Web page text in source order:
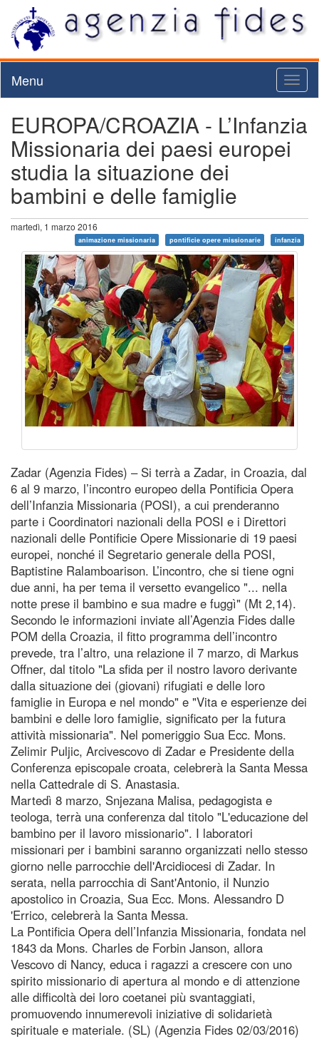
Menu
EUROPA/CROAZIA - L’Infanzia
Missionaria dei paesi europei
studia la situazione dei
bambini e delle famiglie
martedì, 1 marzo 2016
animazione missionaria pontificie opere missionarie infanzia
Zadar (Agenzia Fides) – Si terrà a Zadar, in Croazia, dal
6 al 9 marzo, l’incontro europeo della Pontificia Opera
dell’Infanzia Missionaria (POSI), a cui prenderanno
parte i Coordinatori nazionali della POSI e i Direttori
nazionali delle Pontificie Opere Missionarie di 19 paesi
europei, nonché il Segretario generale della POSI,
Baptistine Ralamboarison. L’incontro, che si tiene ogni
due anni, ha per tema il versetto evangelico "... nella
notte prese il bambino e sua madre e fuggì" (Mt 2,14).
Secondo le informazioni inviate all’Agenzia Fides dalle
POM della Croazia, il fitto programma dell’incontro
prevede, tra l’altro, una relazione il 7 marzo, di Markus
Offner, dal titolo "La sfida per il nostro lavoro derivante
dalla situazione dei (giovani) rifugiati e delle loro
famiglie in Europa e nel mondo" e "Vita e esperienze dei
bambini e delle loro famiglie, significato per la futura
attività missionaria". Nel pomeriggio Sua Ecc. Mons.
Zelimir Puljic, Arcivescovo di Zadar e Presidente della
Conferenza episcopale croata, celebrerà la Santa Messa
nella Cattedrale di S. Anastasia.
Martedì 8 marzo, Snjezana Malisa, pedagogista e
teologa, terrà una conferenza dal titolo "L'educazione del
bambino per il lavoro missionario". I laboratori
missionari per i bambini saranno organizzati nello stesso
giorno nelle parrocchie dell'Arcidiocesi di Zadar. In
serata, nella parrocchia di Sant'Antonio, il Nunzio
apostolico in Croazia, Sua Ecc. Mons. Alessandro D
'Errico, celebrerà la Santa Messa.
La Pontificia Opera dell’Infanzia Missionaria, fondata nel
1843 da Mons. Charles de Forbin Janson, allora
Vescovo di Nancy, educa i ragazzi a crescere con uno
spirito missionario di apertura al mondo e di attenzione
alle difficoltà dei loro coetanei più svantaggiati,
promuovendo innumerevoli iniziative di solidarietà
spirituale e materiale. (SL) (Agenzia Fides 02/03/2016)